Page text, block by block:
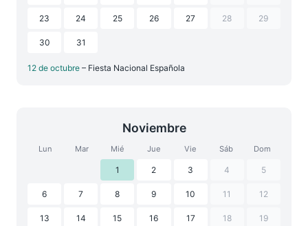
23 24 25 26 27 28 29
30 31
12 de octubre – Fiesta Nacional Española
Noviembre
Lun Mar Mié Jue Vie Sáb Dom
1 2 3 4 5
6 7 8 9 10 11 12
13 14 15 16 17 18 19